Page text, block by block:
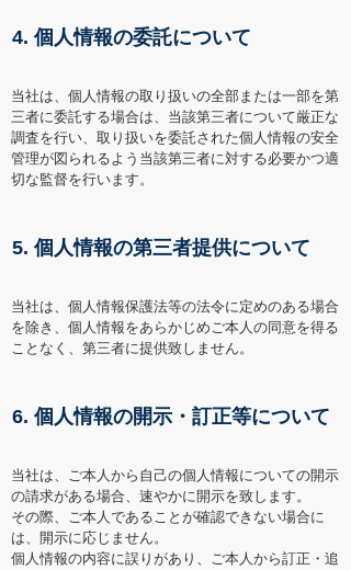
4. 個人情報の委託について
当社は、個人情報の取り扱いの全部または一部を第
三者に委託する場合は、当該第三者について厳正な
調査を行い、取り扱いを委託された個人情報の安全
管理が図られるよう当該第三者に対する必要かつ適
切な監督を行います。
5. 個人情報の第三者提供について
当社は、個人情報保護法等の法令に定めのある場合
を除き、個人情報をあらかじめご本人の同意を得る
ことなく、第三者に提供致しません。
6. 個人情報の開示・訂正等について
当社は、ご本人から自己の個人情報についての開示
の請求がある場合、速やかに開示を致します。
その際、ご本人であることが確認できない場合に
は、開示に応じません。
個人情報の内容に誤りがあり、ご本人から訂正・追